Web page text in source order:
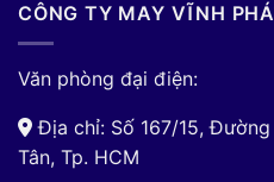
CÔNG TY MAY VĨNH
Văn phòng đại điện:
Địa chỉ: Số 167/15,
Tân, Tp. HCM